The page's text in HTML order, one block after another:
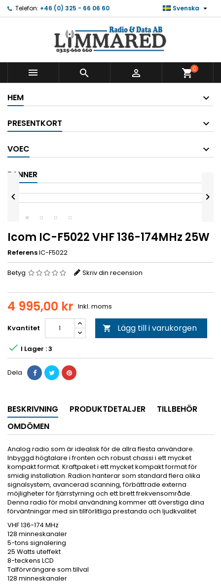
Telefon: +46 (0) 325 - 66 06 60 Svenska 
   shopping_cart0
HEM
PRESENTKORT
VOEC
BANNER
 
Icom IC-F5022 VHF 136-174MHz 25W
ReferensIC-F5022
Betyg Skriv din recension
4 995,00 kr Inkl. moms
Kvantitet  Lägg till i varukorgen
 I Lager : 3
Dela
BESKRIVNING PRODUKTDETALJER
TILLBEHÖR
OMDÖMEN
Analog radio som är idealisk för de allra flesta användare.
Inbyggd högtalare i fronten och robust chassi i ett mycket
kompakt format. Kraftpaket i ett mycket kompakt format för
smidig installation. Radion hanterar som standard flera olika
signalsystem, avancerad scanning, förbättrade externa
möjligheter för fjärrstyrning och ett brett frekvensområde.
Denna radio för mobil användning kommer att överstiga dina
förväntningar med sin tillförlitliga prestanda och ljudkvalitet
VHF 136-174 MHz
128 minneskanaler
5-tons signalering
25 Watts uteffekt
8-teckens LCD
Talförvrängare som tillval
128 minneskanaler